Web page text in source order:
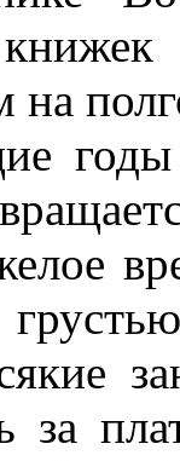
на
годы
за